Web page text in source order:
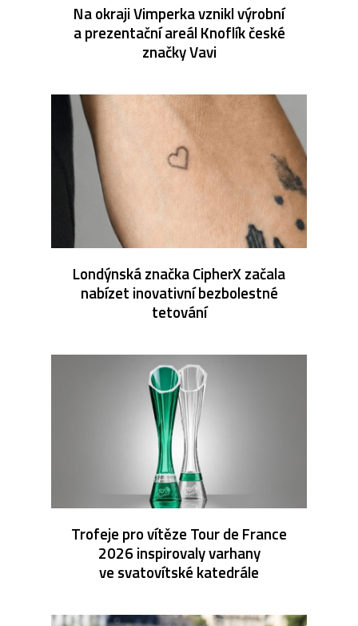
Na okraji Vimperka vznikl výrobní
a prezentační areál Knoflík české
značky Vavi
Londýnská značka CipherX začala
nabízet inovativní bezbolestné
tetování
Trofeje pro vítěze Tour de France
2026 inspirovaly varhany
ve svatovítské katedrále